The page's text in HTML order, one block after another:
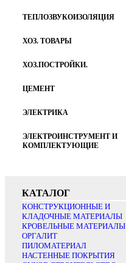
ТЕПЛОЗВУКОИЗОЛЯЦИЯ
ХОЗ. ТОВАРЫ
ХОЗ.ПОСТРОЙКИ.
ЦЕМЕНТ
ЭЛЕКТРИКА
ЭЛЕКТРОИНСТРУМЕНТ И
КОМПЛЕКТУЮЩИЕ
КАТАЛОГ
КОНСТРУКЦИОННЫЕ И
КЛАДОЧНЫЕ МАТЕРИАЛЫ
КРОВЕЛЬНЫЕ МАТЕРИАЛЫ
ОРГАЛИТ
ПИЛОМАТЕРИАЛ
НАСТЕННЫЕ ПОКРЫТИЯ